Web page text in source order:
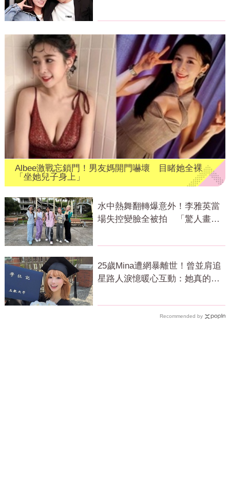
Albee激戰忘鎖門！男友媽開門嚇壞 目睹她全裸
「坐她兒子身上」
水中熱舞翻轉爆意外！李雅英當
場失控變臉全被拍 「驚人畫
25歲Mina遭網暴離世！曾並肩追
星路人淚憶暖心互動：她真的很
Recommended by